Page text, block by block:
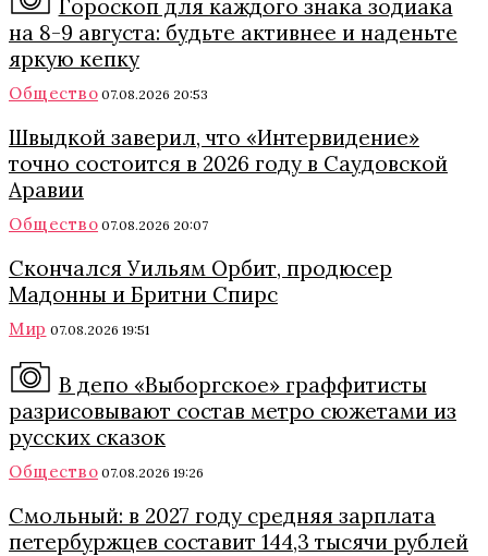
Гороскоп для каждого знака зодиака
на 8-9 августа: будьте активнее и наденьте
яркую кепку
Общество 07.08.2026 20:53
Швыдкой заверил, что «Интервидение»
точно состоится в 2026 году в Саудовской
Аравии
Общество 07.08.2026 20:07
Скончался Уильям Орбит, продюсер
Мадонны и Бритни Спирс
Мир 07.08.2026 19:51
В депо «Выборгское» граффитисты
разрисовывают состав метро сюжетами из
русских сказок
Общество 07.08.2026 19:26
Смольный: в 2027 году средняя зарплата
петербуржцев составит 144,3 тысячи рублей